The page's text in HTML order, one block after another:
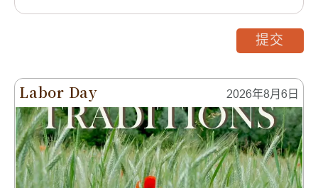
Labor Day 2026年8月6日
提交